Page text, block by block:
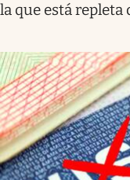
la que está repleta